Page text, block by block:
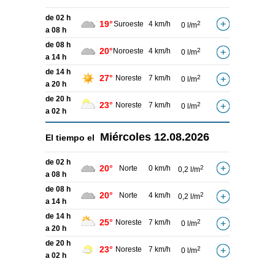
de 02 h
a 08 h
19°Suroeste 4 km/h 0 l/m2
de 08 h
a 14 h
20° Noroeste 4 km/h 0 l/m2
de 14 h
a 20 h
27° Noreste 7 km/h 0 l/m2
de 20 h
a 02 h
23° Noreste 7 km/h 0 l/m2
El tiempo el Miércoles 12.08.2026
de 02 h
a 08 h
20° Norte 0 km/h 0,2 l/m2
de 08 h
a 14 h
20° Norte 4 km/h 0,2 l/m2
de 14 h
a 20 h
25° Noreste 7 km/h 0 l/m2
de 20 h
a 02 h
23° Noreste 7 km/h 0 l/m2